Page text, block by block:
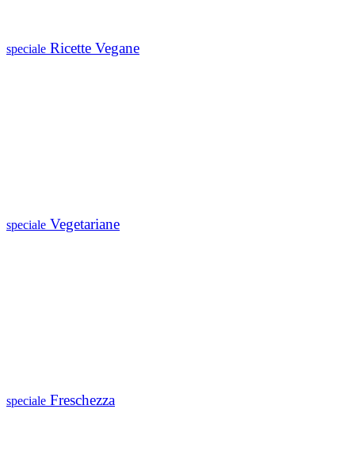
speciale Ricette Vegane
speciale Vegetariane
speciale Freschezza